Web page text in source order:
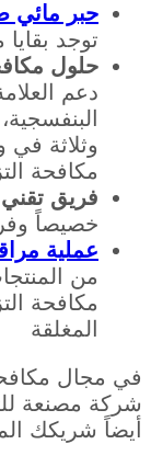
حبر مائي
توجد
حلول
دعم
وثلاثة
مكافحة
فريق
خصيصاً
عملية
من
مكافحة
المغلقة
في مجال
شركة مصنعة
أيضاً شريكك